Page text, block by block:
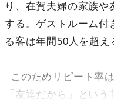
り、在賀夫婦の家族
する。ゲストルーム付
る客は年間50人を超え
このためリピート率
「友達だから」という